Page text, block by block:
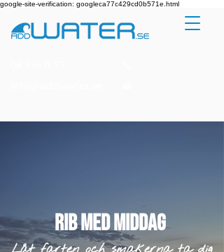
google-site-verification: googleca77c429cd0b571e.html
RIB MED MIDDAG